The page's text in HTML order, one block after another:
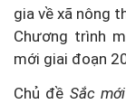
gia về xã nông
Chương trình
mới giai đoạn
Chủ đề Sắc